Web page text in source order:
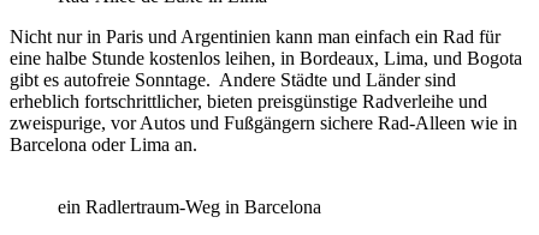
Nicht nur in Paris und Argentinien kann man einfach ein Rad für
eine halbe Stunde kostenlos leihen, in Bordeaux, Lima, und Bogota
gibt es autofreie Sonntage. Andere Städte und Länder sind
erheblich fortschrittlicher, bieten preisgünstige Radverleihe und
zweispurige, vor Autos und Fußgängern sichere Rad-Alleen wie in
Barcelona oder Lima an.
ein Radlertraum-Weg in Barcelona